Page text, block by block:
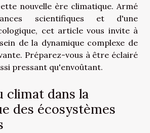
nouvelle ère climatique. Armé
scientifiques et d'une
cet article vous invite à
de la dynamique complexe de
Préparez-vous à être éclairé
pressant qu'envoûtant.
climat dans la
des écosystèmes